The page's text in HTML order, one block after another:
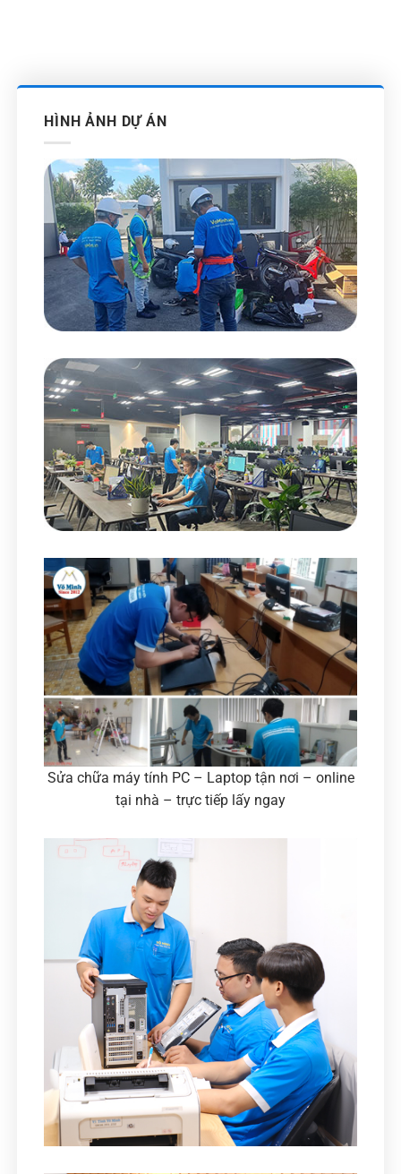
HÌNH ẢNH DỰ ÁN
Sửa chữa máy tính PC – Laptop tận nơi – online
tại nhà – trực tiếp lấy ngay